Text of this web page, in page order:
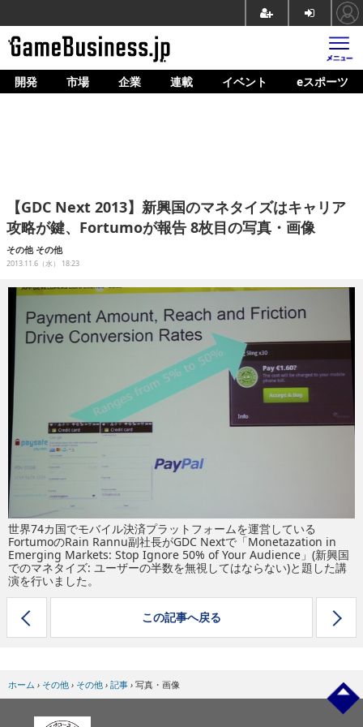
ホーム
企業動向
人材育成
連載
イベント/セミナー
eスポーツ
開発 市場 企業 連載 イベント eスポーツ
【GDC Next 2013】新興国のマネタイズはキャリア
攻略が鍵、Fortumoが報告 8枚目の写真・画像
その他 その他
2013.11.6（水） 18:23
世界74カ国でモバイル決済プラットフォームを運営している
FortumoのRain Rannu副社長がGDC Nextで「Monetazation in
Emerging Markets: Stop Ignore 50% of Your Audience」(新興国
でのマネタイズ: ユーザーの半数を無視してはならない)と題した講
演を行いました。
この記事へ戻る
ホーム › その他 › その他 › 記事 › 写真・画像